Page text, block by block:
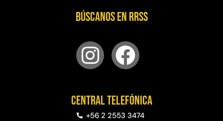
Búscanos en RRSS
Central telefónica
+56 2 2553 3474